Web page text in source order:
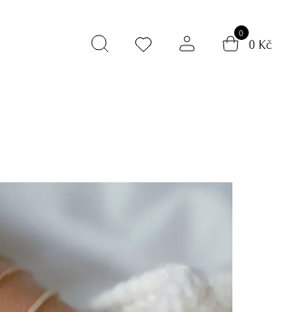
0
0 Kč